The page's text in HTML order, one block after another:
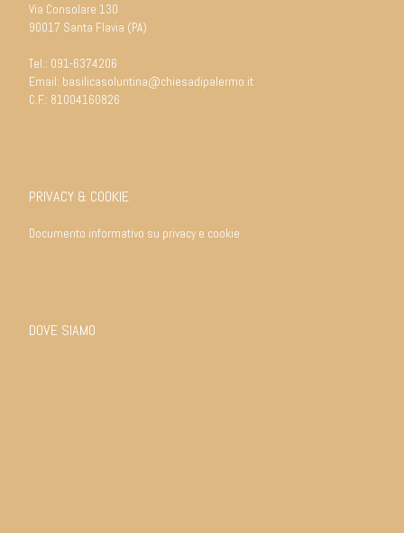
Via Consolare 130
90017 Santa Flavia (PA)
Tel.: 091-6374206
Email: basilicasoluntina@chiesadipalermo.it
C.F.: 81004160826
PRIVACY & COOKIE
Documento informativo su privacy e cookie
DOVE SIAMO